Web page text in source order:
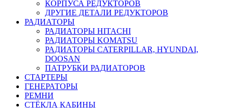
КОРПУСА РЕДУКТОРОВ
ДРУГИЕ ДЕТАЛИ РЕДУКТОРОВ
РАДИАТОРЫ
РАДИАТОРЫ HITACHI
РАДИАТОРЫ KOMATSU
РАДИАТОРЫ CATERPILLAR, HYUNDAI,
DOOSAN
ПАТРУБКИ РАДИАТОРОВ
СТАРТЕРЫ
ГЕНЕРАТОРЫ
РЕМНИ
СТЁКЛА КАБИНЫ